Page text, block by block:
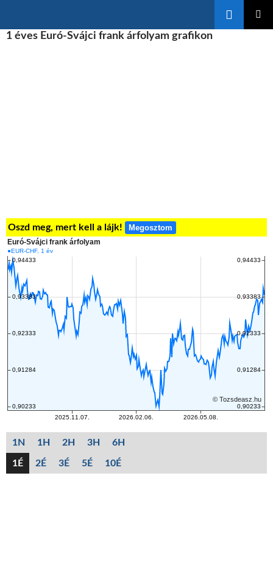
A
1 éves Euró-Svájci frank árfolyam grafikon
Oszd meg, mert kell a lájk! Megosztom
1N 1H 2H 3H 6H
1É 2É 3É 5É 10É